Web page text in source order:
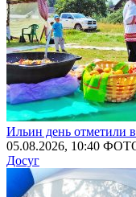
Ильин день отметили
05.08.2026, 10:40
Досуг